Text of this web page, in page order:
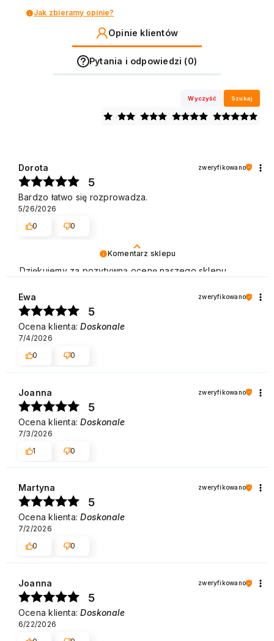
Jak zbieramy opinie?
Opinie klientów
Pytania i odpowiedzi (0)
Wyczyść Szukaj
Komentarz sklepu
Dziękujemy za pozytywną ocenę naszego sklepu.
Dorota zweryfikowano
5
Bardzo łatwo się rozprowadza.
5/26/2026
0
0
Ewa zweryfikowano
5
Ocena klienta:Doskonale
7/4/2026
0
0
Joanna zweryfikowano
5
Ocena klienta:Doskonale
7/3/2026
1
0
Martyna zweryfikowano
5
Ocena klienta:Doskonale
7/2/2026
0
0
Joanna zweryfikowano
5
Ocena klienta:Doskonale
6/22/2026